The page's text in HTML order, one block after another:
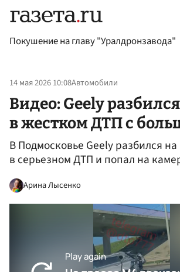
Покушение на главу "Уралдронзавода"
14 мая 2026 10:08Автомобили
Видео: Geely
в жестком ДТП с
В Подмосковье Geely разбился на
в серьезном ДТП и попал на
Арина Лысенко